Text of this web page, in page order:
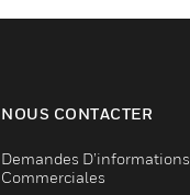
NOUS CONTACTER
Demandes D’informations
Commerciales